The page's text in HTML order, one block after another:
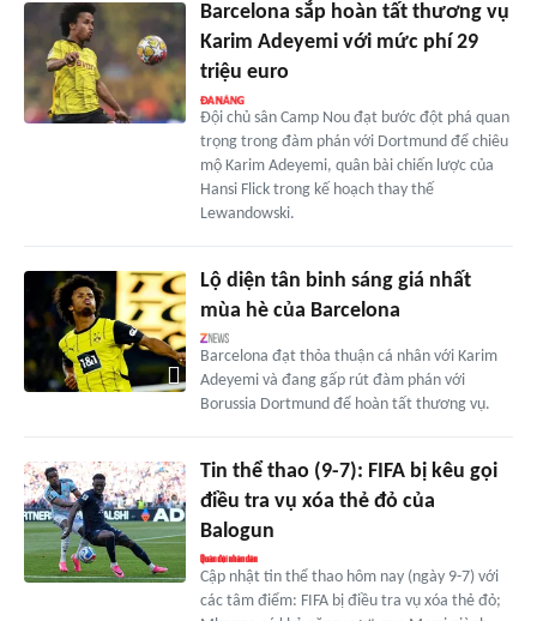
Barcelona sắp hoàn tất thương vụ
Karim Adeyemi với mức phí 29
triệu euro
Đội chủ sân Camp Nou đạt bước đột phá quan
trọng trong đàm phán với Dortmund để chiêu
mộ Karim Adeyemi, quân bài chiến lược của
Hansi Flick trong kế hoạch thay thế
Lewandowski.
Lộ diện tân binh sáng giá nhất
mùa hè của Barcelona
Barcelona đạt thỏa thuận cá nhân với Karim
Adeyemi và đang gấp rút đàm phán với
Borussia Dortmund để hoàn tất thương vụ.
Tin thể thao (9-7): FIFA bị kêu gọi
điều tra vụ xóa thẻ đỏ của
Balogun
Cập nhật tin thể thao hôm nay (ngày 9-7) với
các tâm điểm: FIFA bị điều tra vụ xóa thẻ đỏ;